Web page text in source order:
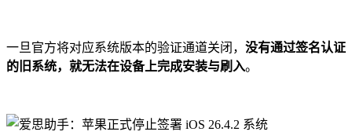
一旦官方将对应系统版本的验证通道关闭， 没有通过签名认证
的旧系统，就无法在设备上完成安装与刷入。